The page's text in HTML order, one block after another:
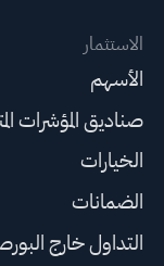
الاستثمار
الأسهم
صناديق المؤشرات
الخيارات
الضمانات
التداول خارج